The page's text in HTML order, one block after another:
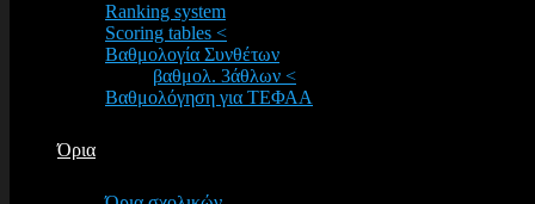
Ranking system
Scoring tables <
Βαθμολογία Συνθέτων
βαθμολ. 3άθλων <
Βαθμολόγηση για ΤΕΦΑΑ
Όρια